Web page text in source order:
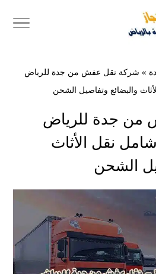
» شركة نقل عفش من جدة للرياض
من جدة للرياض
| شامل نقل الأثاث
الشحن